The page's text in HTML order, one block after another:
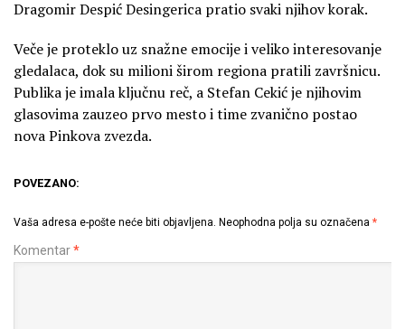
Dragomir Despić Desingerica pratio svaki njihov korak.
Veče je proteklo uz snažne emocije i veliko interesovanje
gledalaca, dok su milioni širom regiona pratili završnicu.
Publika je imala ključnu reč, a Stefan Cekić je njihovim
glasovima zauzeo prvo mesto i time zvanično postao
nova Pinkova zvezda.
POVEZANO:
Vaša adresa e-pošte neće biti objavljena. Neophodna polja su označena *
Komentar*